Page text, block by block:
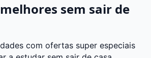
sem sair de
com ofertas super especiais